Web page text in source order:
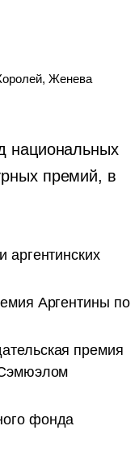
Женева
национальных
премий, в
аргентинских
Аргентины по
премия
фонда